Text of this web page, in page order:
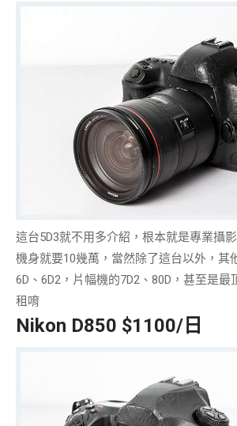
這台5D3就不用多介紹，根本就是專業攝
機身就要10幾萬，當然除了這台以外，其
6D、6D2，片幅機的7D2、80D，甚至是最
租唷
Nikon D850 $1100/日